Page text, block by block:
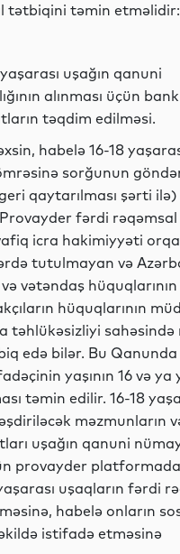
tətbiqini təmin etməlidir:
uşağın qanuni
alınması üçün
təqdim edilməsi.
habelə 16-18
sorğunun
qaytarılması şərti ilə)
fərdi rəqəmsal
icra hakimiyyəti
tutulmayan və
vətəndaş hüquqlarının
hüquqlarının
təhlükəsizliyi
edə bilər. Bu Qanunda
yaşının 16 və ya
təmin edilir. 16-18
məzmunların
uşağın qanuni
provayder
uşaqların fərdi
habelə onların
istifadə etməsinə